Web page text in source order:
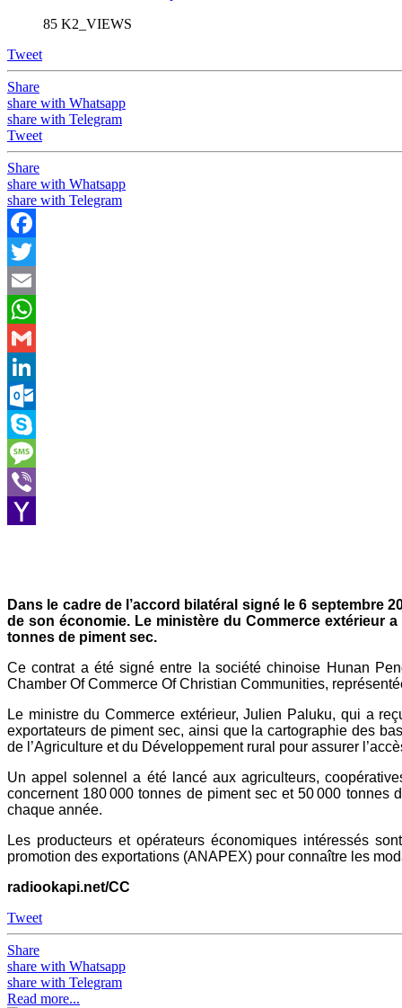
85 K2_VIEWS
Tweet
Share
share with Whatsapp
share with Telegram
Tweet
Share
share with Whatsapp
share with Telegram
Facebook
Twitter
Email
WhatsApp
Gmail
LinkedIn
Outlook.com
Skype
Message
Viber
Dans le cadre de l’accord bilatéral signé le 6 septembre
de son économie. Le ministère du Commerce extérieur
tonnes de piment sec.
Ce contrat a été signé entre la société chinoise Hunan
Chamber Of Commerce Of Christian Communities,
Le ministre du Commerce extérieur, Julien Paluku, qui a
exportateurs de piment sec, ainsi que la cartographie des
de l’Agriculture et du Développement rural pour assurer
Un appel solennel a été lancé aux agriculteurs,
concernent 180 000 tonnes de piment sec et 50 000
chaque année.
Les producteurs et opérateurs économiques intéressés
promotion des exportations (ANAPEX) pour connaître les
radiookapi.net/CC
Tweet
Share
share with Whatsapp
share with Telegram
Read more...